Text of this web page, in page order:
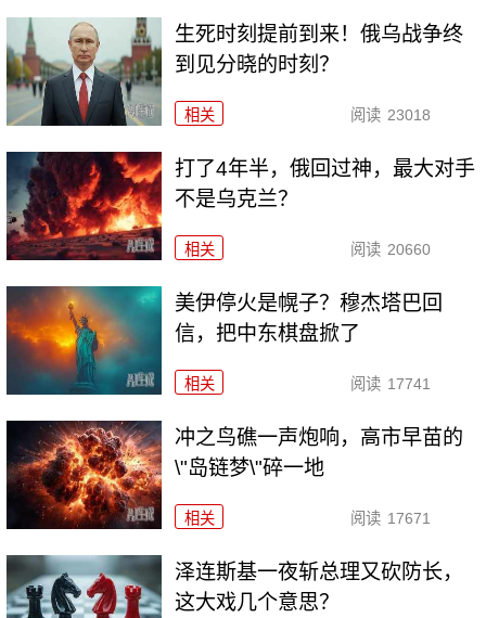
生死时刻提前到来！俄乌战争终
到见分晓的时刻？
相关 阅读 23018
打了4年半，俄回过神，最大对手
不是乌克兰？
相关 阅读 20660
美伊停火是幌子？穆杰塔巴回
信，把中东棋盘掀了
相关 阅读 17741
冲之鸟礁一声炮响，高市早苗的
\"岛链梦\"碎一地
相关 阅读 17671
泽连斯基一夜斩总理又砍防长，
这大戏几个意思？